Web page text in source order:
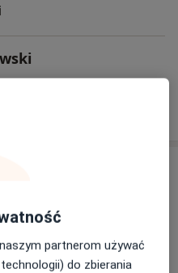
partnerom używać
do zbierania